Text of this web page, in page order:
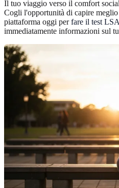
Il tuo viaggio verso il comfort
Cogli l'opportunità di capire meglio
piattaforma oggi perfare il test
immediatamente informazioni sul